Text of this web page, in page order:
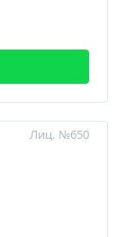
Лиц. №650